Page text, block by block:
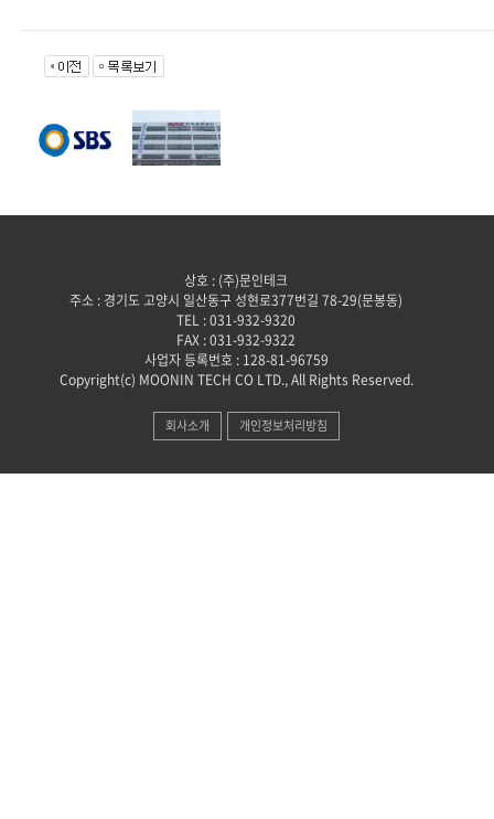
상호 : (주)문인테크
주소 : 경기도 고양시 일산동구 성현로377번길 78-29(문봉동)
TEL : 031-932-9320
FAX : 031-932-9322
사업자 등록번호 : 128-81-96759
Copyright(c) MOONIN TECH CO LTD., All Rights Reserved.
회사소개 개인정보처리방침